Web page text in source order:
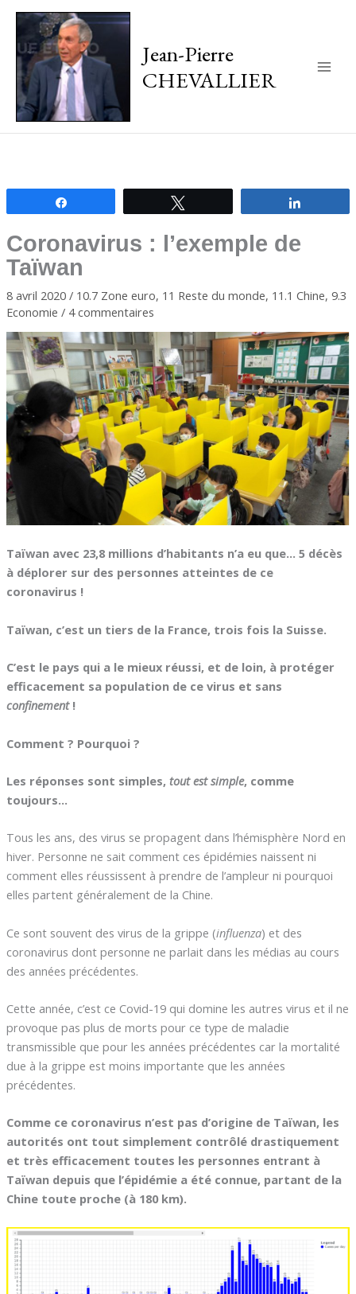
Jean-Pierre
CHEVALLIER
Coronavirus : l’exemple de
Taïwan
8 avril 2020 / 10.7 Zone euro, 11 Reste du monde, 11.1 Chine, 9.3
Economie / 4 commentaires
Taïwan avec 23,8 millions d’habitants n’a eu que… 5 décès
à déplorer sur des personnes atteintes de ce
coronavirus !
Taïwan, c’est un tiers de la France, trois fois la Suisse.
C’est le pays qui a le mieux réussi, et de loin, à protéger
efficacement sa population de ce virus et sans
confinement !
Comment ? Pourquoi ?
Les réponses sont simples, tout est simple, comme
toujours…
Tous les ans, des virus se propagent dans l’hémisphère Nord en
hiver. Personne ne sait comment ces épidémies naissent ni
comment elles réussissent à prendre de l’ampleur ni pourquoi
elles partent généralement de la Chine.
Ce sont souvent des virus de la grippe (influenza) et des
coronavirus dont personne ne parlait dans les médias au cours
des années précédentes.
Cette année, c’est ce Covid-19 qui domine les autres virus et il ne
provoque pas plus de morts pour ce type de maladie
transmissible que pour les années précédentes car la mortalité
due à la grippe est moins importante que les années
précédentes.
Comme ce coronavirus n’est pas d’origine de Taïwan, les
autorités ont tout simplement contrôlé drastiquement
et très efficacement toutes les personnes entrant à
Taïwan depuis que l’épidémie a été connue, partant de la
Chine toute proche (à 180 km).